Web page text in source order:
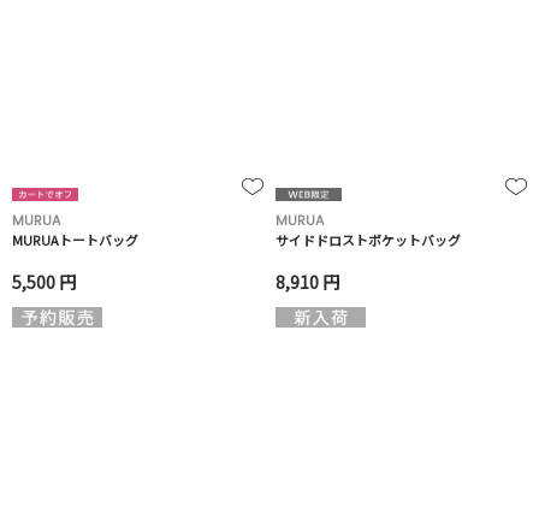
MURUA
MURUAトートバッグ
5,500 円
MURUA
サイドドロストポケットバッグ
8,910 円